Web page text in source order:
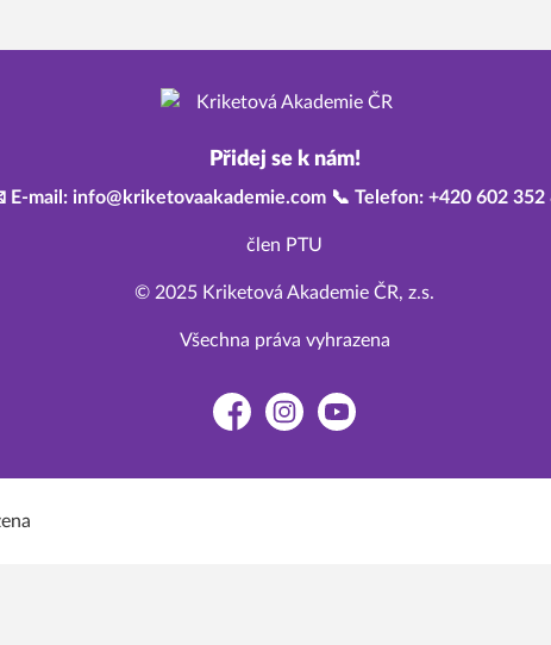
Přidej se k nám!
E-mail: info@kriketovaakademie.com 📞 Telefon: +420 602 352
člen PTU
© 2025 Kriketová Akademie ČR, z.s.
Všechna práva vyhrazena
FacebookInstagramYouTube